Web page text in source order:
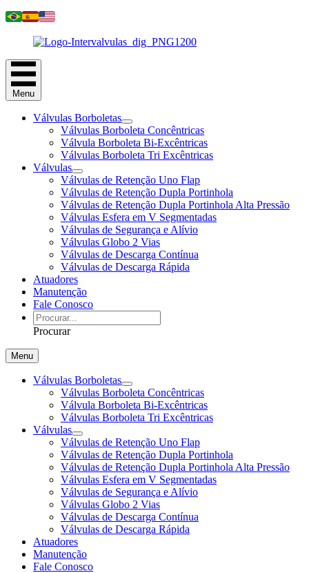
Menu
Válvulas Borboletas
Válvulas Borboleta Concêntricas
Válvula Borboleta Bi-Excêntricas
Válvulas Borboleta Tri Excêntricas
Válvulas
Válvulas de Retenção Uno Flap
Válvulas de Retenção Dupla Portinhola
Válvulas de Retenção Dupla Portinhola Alta Pressão
Válvulas Esfera em V Segmentadas
Válvulas de Segurança e Alívio
Válvulas Globo 2 Vias
Válvulas de Descarga Contínua
Válvulas de Descarga Rápida
Atuadores
Manutenção
Fale Conosco
Procurar
Menu
Válvulas Borboletas
Válvulas Borboleta Concêntricas
Válvula Borboleta Bi-Excêntricas
Válvulas Borboleta Tri Excêntricas
Válvulas
Válvulas de Retenção Uno Flap
Válvulas de Retenção Dupla Portinhola
Válvulas de Retenção Dupla Portinhola Alta Pressão
Válvulas Esfera em V Segmentadas
Válvulas de Segurança e Alívio
Válvulas Globo 2 Vias
Válvulas de Descarga Contínua
Válvulas de Descarga Rápida
Atuadores
Manutenção
Fale Conosco